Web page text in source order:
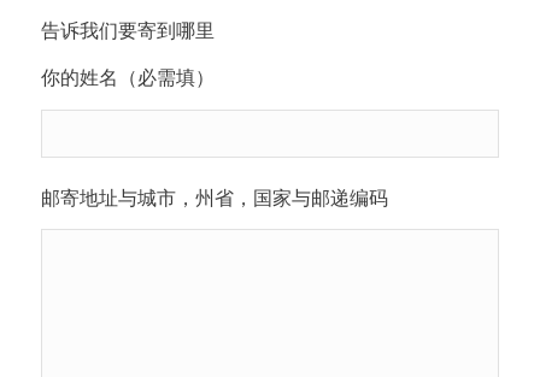
告诉我们要寄到哪里
你的姓名（必需填）
邮寄地址与城市，州省，国家与邮递编码